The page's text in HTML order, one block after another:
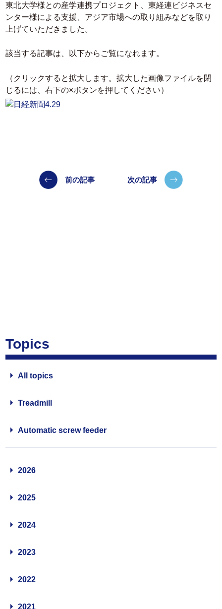
東北大学様との産学連携プロジェクト、東経連ビジネスセ
ンター様による支援、アジア市場への取り組みなどを取り
上げていただきました。
該当する記事は、以下からご覧になれます。
（クリックすると拡大します。拡大した画像ファイルを閉
じるには、右下の×ボタンを押してください）
前の記事 次の記事
Topics
All topics
Treadmill
Automatic screw feeder
2026
2025
2024
2023
2022
2021